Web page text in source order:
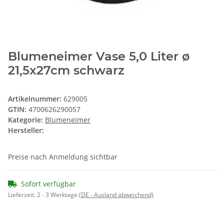
Blumeneimer Vase 5,0 Liter ø
21,5x27cm schwarz
Artikelnummer: 629005
GTIN: 4700626290057
Kategorie: Blumeneimer
Hersteller:
Preise nach Anmeldung sichtbar
Sofort verfügbar
Lieferzeit:2 - 3 Werktage (DE - Ausland abweichend)